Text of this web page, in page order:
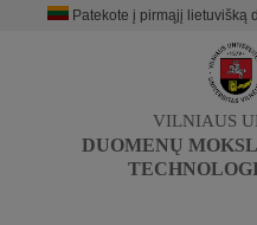
Patekote į pirmąjį lietuvišką
VILNIAUS
DUOMENŲ